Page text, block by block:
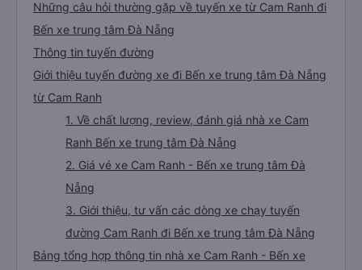
Những câu hỏi thường gặp về tuyến xe từ Cam Ranh đi
Bến xe trung tâm Đà Nẵng
Thông tin tuyến đường
Giới thiệu tuyến đường xe đi Bến xe trung tâm Đà Nẵng
từ Cam Ranh
1. Về chất lượng, review, đánh giá nhà xe Cam
Ranh Bến xe trung tâm Đà Nẵng
2. Giá vé xe Cam Ranh - Bến xe trung tâm Đà
Nẵng
3. Giới thiệu, tư vấn các dòng xe chạy tuyến
đường Cam Ranh đi Bến xe trung tâm Đà Nẵng
Bảng tổng hợp thông tin nhà xe Cam Ranh - Bến xe